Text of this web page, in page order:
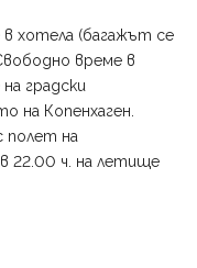
хотела (багажът се
време в
градски
на Копенхаген.
полет на
в 22.00 ч. на летище